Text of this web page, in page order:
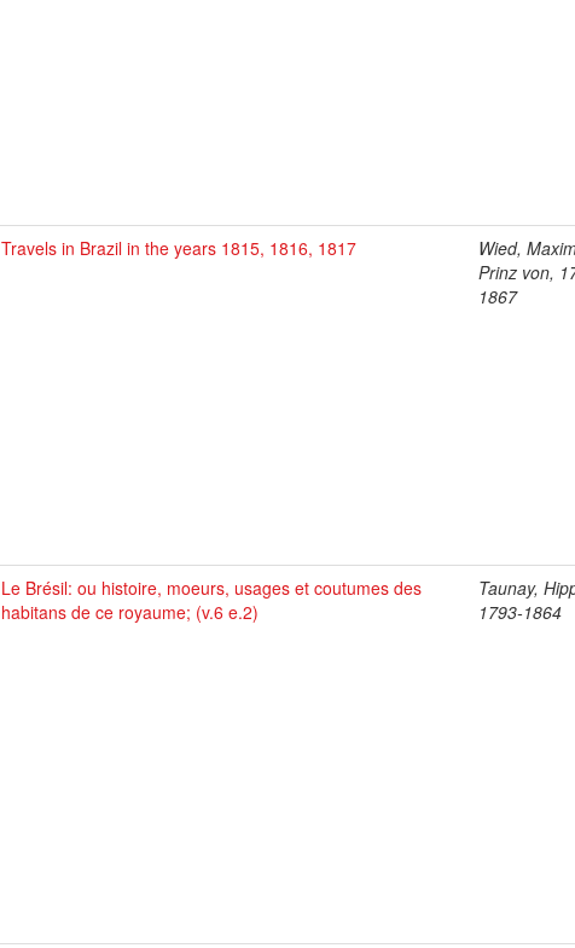
Travels in Brazil in the years 1815, 1816, 1817
Wied,
Prinz von,
1867
Le Brésil: ou histoire, moeurs, usages et coutumes des
habitans de ce royaume; (v.6 e.2)
Taunay,
1793-1864